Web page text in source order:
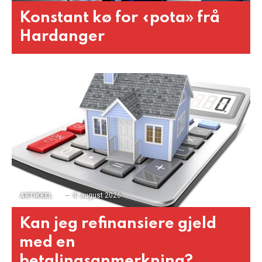
Konstant kø for «pota» frå
Hardanger
ARTIKKEL 4. august 2026
Kan jeg refinansiere gjeld
med en